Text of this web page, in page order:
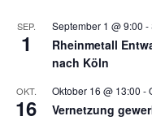
SEP.
1
September 1 @ 9:00 -
Rheinmetall
nach Köln
OKT.
16
Oktober 16 @ 13:00 -
Vernetzung